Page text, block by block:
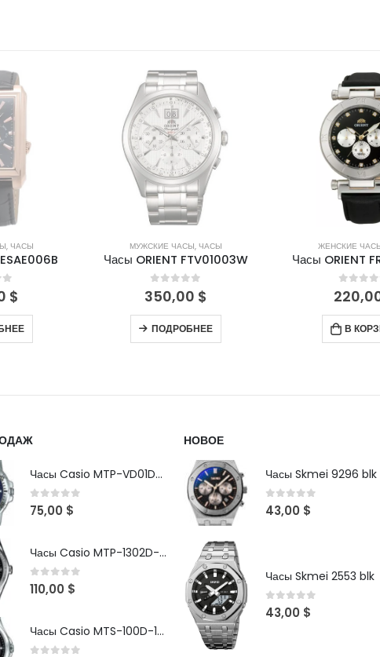
, ЧАСЫ
5
$
НЕТ В НАЛИЧИИ
МУЖСКИЕ ЧАСЫ, ЧАСЫ
Часы ORIENT FTV01003W
0out of 5
350,00 $
ПОДРОБНЕЕ
ЖЕНСКИЕ
Часы ORIENT
0out
В
Часы Casio MTP-VD01D-2B
0out of 5
75,00 $
Часы Casio MTP-1302D-1A1VDF
0out of 5
110,00 $
Часы Casio MTS-100D-1AV
НОВОЕ
Часы Skmei 9296 blk
0 out of 5
43,00 $
Часы Skmei 2553 blk
0 out of 5
43,00 $